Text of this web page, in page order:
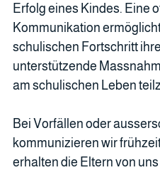
Erfolg eines Kindes. Eine
Kommunikation
schulischen Fortschritt
unterstützende
am schulischen Leben
Bei Vorfällen oder
kommunizieren wir
erhalten die Eltern von